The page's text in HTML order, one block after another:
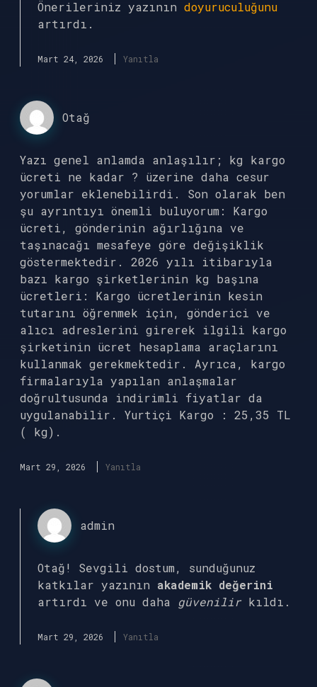
Önerileriniz yazının doyuruculuğunu
artırdı.
Mart 24, 2026 Yanıtla
Otağ
Yazı genel anlamda anlaşılır; kg kargo
ücreti ne kadar ? üzerine daha cesur
yorumlar eklenebilirdi. Son olarak ben
şu ayrıntıyı önemli buluyorum: Kargo
ücreti, gönderinin ağırlığına ve
taşınacağı mesafeye göre değişiklik
göstermektedir. 2026 yılı itibarıyla
bazı kargo şirketlerinin kg başına
ücretleri: Kargo ücretlerinin kesin
tutarını öğrenmek için, gönderici ve
alıcı adreslerini girerek ilgili kargo
şirketinin ücret hesaplama araçlarını
kullanmak gerekmektedir. Ayrıca, kargo
firmalarıyla yapılan anlaşmalar
doğrultusunda indirimli fiyatlar da
uygulanabilir. Yurtiçi Kargo : 25,35 TL
( kg).
Mart 29, 2026 Yanıtla
admin
Otağ! Sevgili dostum, sunduğunuz
katkılar yazının akademik değerini
artırdı ve onu daha güvenilirkıldı.
Mart 29, 2026 Yanıtla